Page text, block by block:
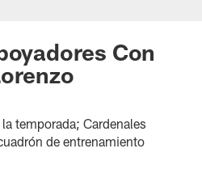
Home: The
Con
temporada; Cardenales
de entrenamiento